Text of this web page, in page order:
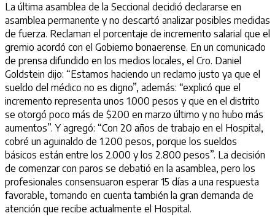
La última asamblea de la Seccional decidió declararse en
asamblea permanente y no descartó analizar posibles medidas
de fuerza. Reclaman el porcentaje de incremento salarial que el
gremio acordó con el Gobierno bonaerense. En un comunicado
de prensa difundido en los medios locales, el Cro. Daniel
Goldstein dijo: “Estamos haciendo un reclamo justo ya que el
sueldo del médico no es digno”, además: “explicó que el
incremento representa unos 1.000 pesos y que en el distrito
se otorgó poco más de $200 en marzo último y no hubo más
aumentos”. Y agregó: “Con 20 años de trabajo en el Hospital,
cobré un aguinaldo de 1.200 pesos, porque los sueldos
básicos están entre los 2.000 y los 2.800 pesos”. La decisión
de comenzar con paros se debatió en la asamblea, pero los
profesionales consensuaron esperar 15 días a una respuesta
favorable, tomando en cuenta también la gran demanda de
atención que recibe actualmente el Hospital.